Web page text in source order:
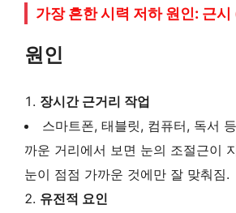
가장 흔한 시력 저하 원인: 근
원인
장시간 근거리 작업
스마트폰, 태블릿, 컴퓨터, 독서
까운 거리에서 보면 눈의 조절근이
눈이 점점 가까운 것에만 잘 맞춰짐.
유전적 요인